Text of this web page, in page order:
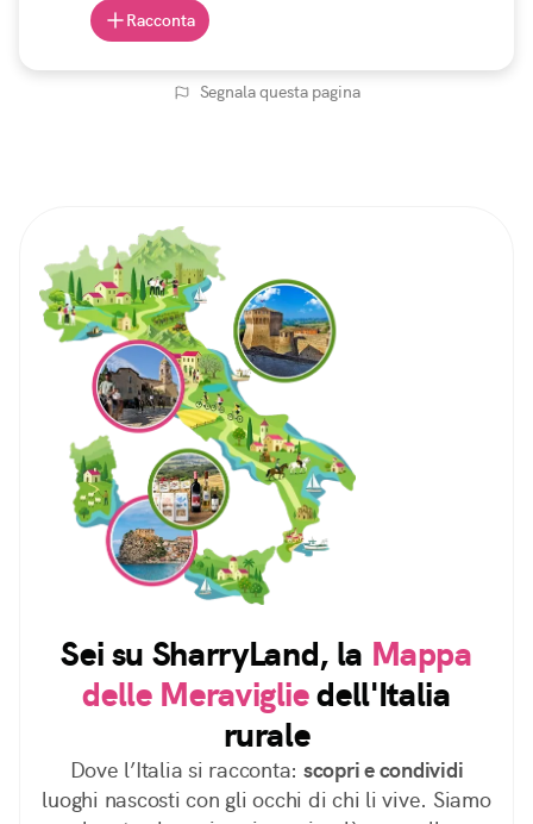
Racconta
Segnala questa pagina
Sei su SharryLand, la Mappa
delle Meravigliedell'Italia
rurale
Dove l’Italia si racconta: scopri e condividi
luoghi nascosti con gli occhi di chi li vive. Siamo